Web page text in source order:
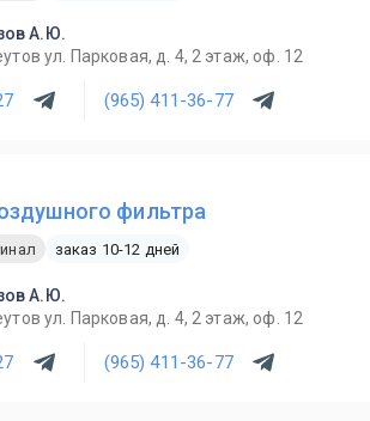
А.Ю.
ул. Парковая, д. 4, 2 этаж, оф. 12
(965) 411-36-77
фильтра
заказ 10-12 дней
А.Ю.
ул. Парковая, д. 4, 2 этаж, оф. 12
(965) 411-36-77